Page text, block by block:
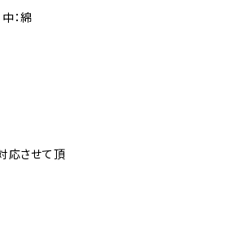
：綿
応させて頂